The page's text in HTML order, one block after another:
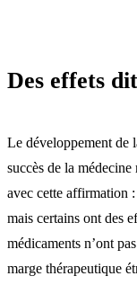
Des effets
Le développement de
succès de la
avec cette affirmation
mais certains ont des
médicaments n’ont
marge thérapeutique